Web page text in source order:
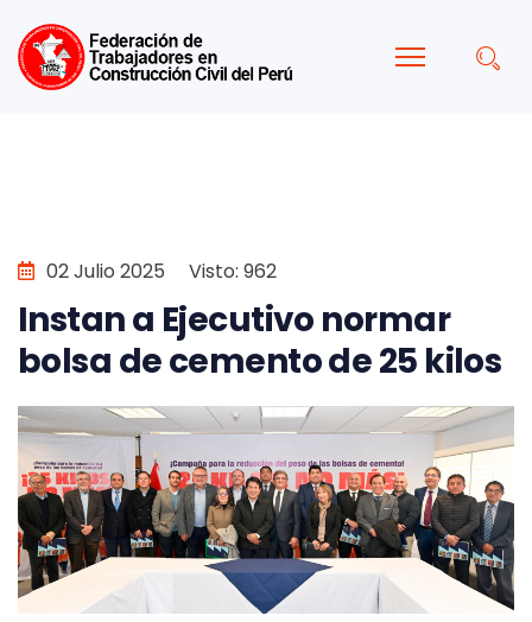
02 Julio 2025 Visto: 962
Instan a Ejecutivo normar
bolsa de cemento de 25 kilos